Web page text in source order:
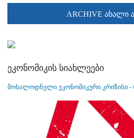
ARCHIVE ახალი
ეკონომიკის სიახლეები
მოსალოდნელი ეკონომიკური კრიზისი -